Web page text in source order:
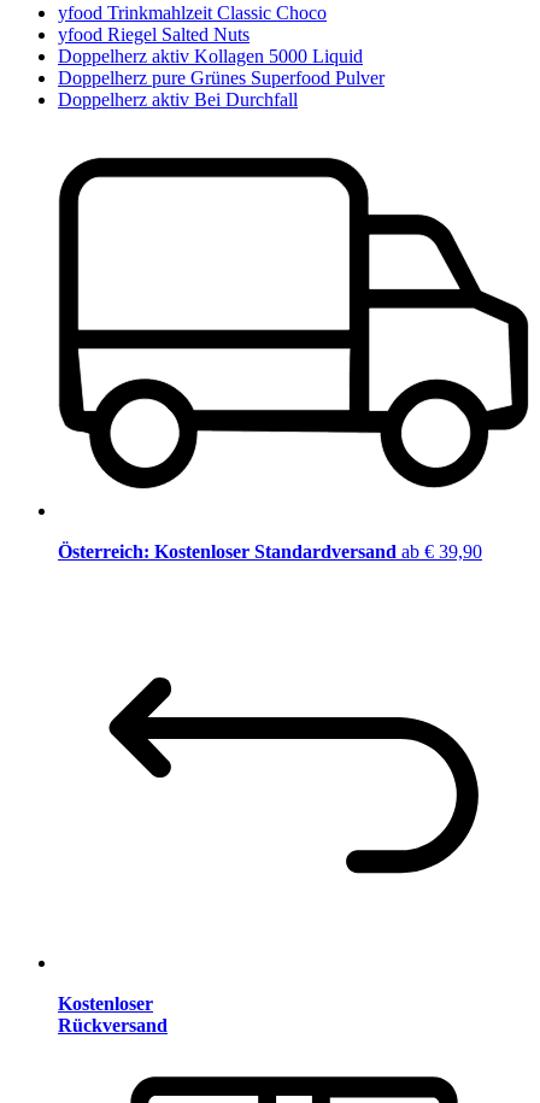
yfood Trinkmahlzeit Classic Choco
yfood Riegel Salted Nuts
Doppelherz aktiv Kollagen 5000 Liquid
Doppelherz pure Grünes Superfood Pulver
Doppelherz aktiv Bei Durchfall
Österreich: Kostenloser Standardversand ab € 39,90
Kostenloser
Rückversand